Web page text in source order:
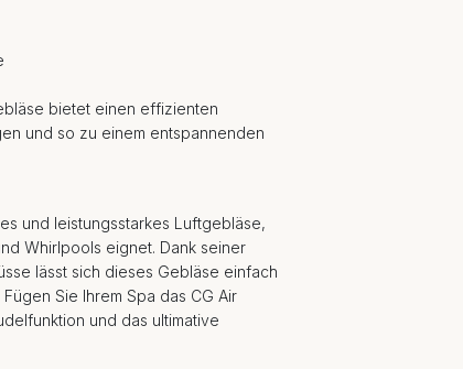
bietet einen effizienten
und so zu einem entspannenden
und leistungsstarkes Luftgebläse,
Whirlpools eignet. Dank seiner
lässt sich dieses Gebläse einfach
Sie Ihrem Spa das CG Air
und das ultimative